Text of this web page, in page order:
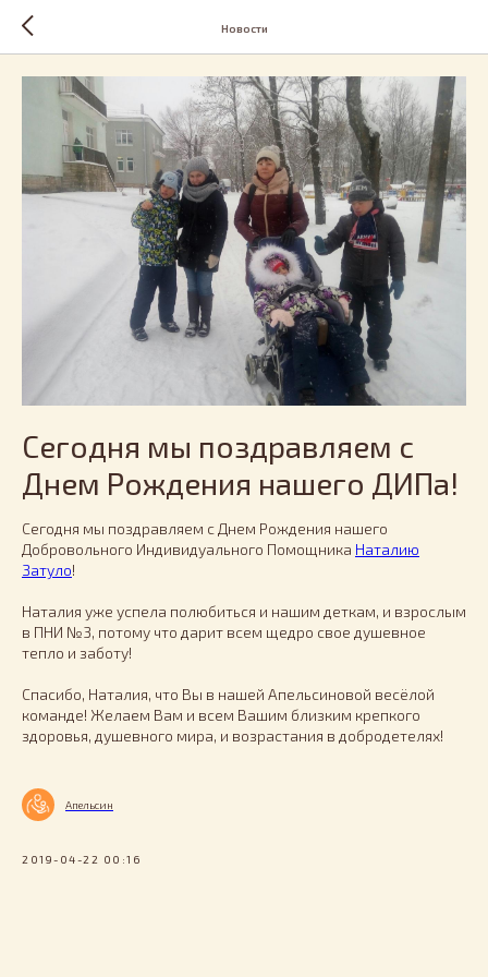
Новости
Сегодня мы поздравляем с
Днем Рождения нашего ДИПа!
Сегодня мы поздравляем с Днем Рождения нашего
Добровольного Индивидуального Помощника Наталию
Затуло!
Наталия уже успела полюбиться и нашим деткам, и взрослым
в ПНИ №3, потому что дарит всем щедро свое душевное
тепло и заботу!
Спасибо, Наталия, что Вы в нашей Апельсиновой весёлой
команде! Желаем Вам и всем Вашим близким крепкого
здоровья, душевного мира, и возрастания в добродетелях!
Апельсин
2019-04-22 00:16